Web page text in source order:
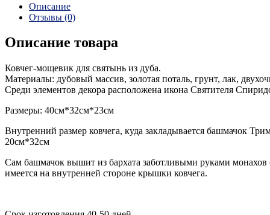
Описание
Отзывы (0)
Описание товара
Ковчег-мощевик для святынь из дуба.
Материалы: дубовый массив, золотая поталь, грунт, лак,
Среди элементов декора расположена икона Святителя
Размеры: 40см*32см*23см
Внутренний размер ковчега, куда закладывается башмачок
20см*32см
Сам башмачок вышит из бархата заботливыми руками
имеется на внутренней стороне крышки ковчега.